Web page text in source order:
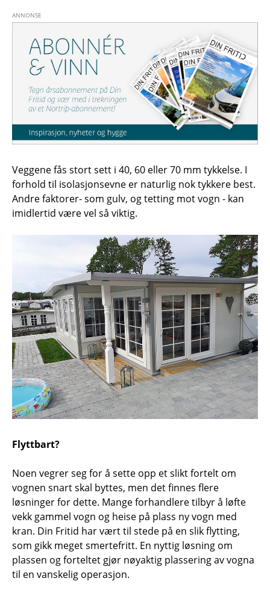
Veggene fås stort sett i 40, 60 eller 70 mm tykkelse. I
forhold til isolasjonsevne er naturlig nok tykkere best.
Andre faktorer- som gulv, og tetting mot vogn - kan
imidlertid være vel så viktig.
Flyttbart?
Noen vegrer seg for å sette opp et slikt fortelt om
vognen snart skal byttes, men det finnes flere
løsninger for dette. Mange forhandlere tilbyr å løfte
vekk gammel vogn og heise på plass ny vogn med
kran. Din Fritid har vært til stede på en slik flytting,
som gikk meget smertefritt. En nyttig løsning om
plassen og forteltet gjør nøyaktig plassering av vogna
til en vanskelig operasjon.